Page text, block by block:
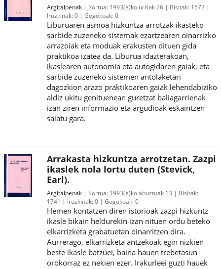
Argitalpenak Sortua: 1993(e)ko urriak 26 Bisitak: 1673
Iruzkinak:0 Gogokoak:0
Liburuaren asmoa hizkuntza arrotzak ikasteko
sarbide zuzeneko sistemak ezartzearen oinarrizko
arrazoiak eta moduak erakusten dituen gida
praktikoa izatea da. Liburua idazterakoan,
ikaslearen autonomia eta autogidaren gaiak, eta
sarbide zuzeneko sistemen antolaketari
dagozkion arazo praktikoaren gaiak lehendabiziko
aldiz ukitu genituenean guretzat baliagarrienak
izan ziren informazio eta argudioak eskaintzen
saiatu gara.
Arrakasta hizkuntza arrotzetan. Zazpi
ikaslek nola lortu duten (Stevick,
Earl).
Argitalpenak Sortua: 1993(e)ko abuztuak 13
Bisitak:
1741
Iruzkinak:0 Gogokoak:0
Hemen kontatzen diren istorioak zazpi hizkuntz
ikasle bikain heldurekin izan nituen ordu beteko
elkarrizketa grabatuetan oinarritzen dira.
Aurrerago, elkarrizketa antzekoak egin nizkien
beste ikasle batzuei, baina hauen trebetasun
orokorraz ez nekien ezer. Irakurleei guzti hauek